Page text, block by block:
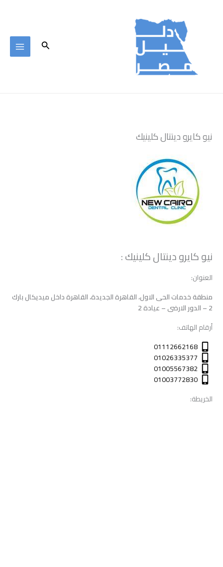
البحث
نيو كايرو دينتال كلينيك
نيو كايرو دينتال كلينيك :
العنوان:
منطقة خدمات الحى الاول، القاهرة الجديدة، القاهرة داخل ميديكال بارك
2 – الدور الارضى – عيادة 2
أرقام الهاتف:
01112662168
01026335377
01005567382
01003772830
الخريطة: